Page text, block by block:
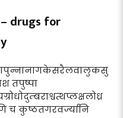
drugs for
तपुष्पा
च कुष्ठतगरवर्ज्यानि